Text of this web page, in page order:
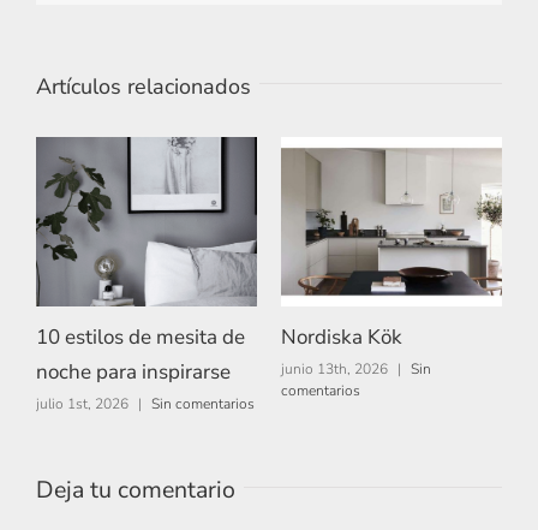
Artículos relacionados
10 estilos de mesita de
noche para inspirarse
julio 1st, 2026 | Sin comentarios
Nordiska Kök
junio 13th, 2026 | Sin
comentarios
Deja tu comentario